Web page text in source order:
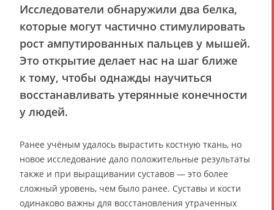
Исследователи обнаружили два белка,
которые могут частично стимулировать
рост ампутированных пальцев у мышей.
Это открытие делает нас на шаг ближе
к тому, чтобы однажды научиться
восстанавливать утерянные конечности
у людей.
Ранее учёным удалось вырастить костную ткань, но
новое исследование дало положительные результаты
также и при выращивании суставов — это более
сложный уровень, чем было ранее. Суставы и кости
одинаково важны для восстановления утраченных